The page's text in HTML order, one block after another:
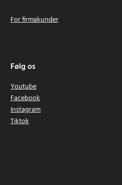
For firmakunder
Følg os
Youtube
Facebook
Instagram
Tiktok